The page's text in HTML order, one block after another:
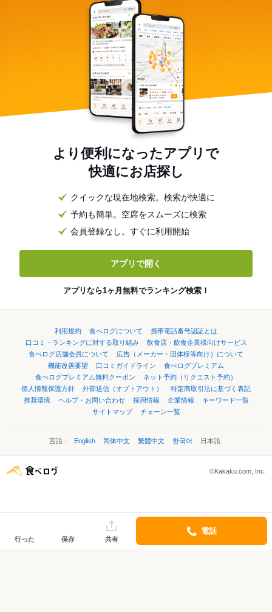
より便利になったアプリで
快適にお店探し
クイックな現在地検索。検索が快適に
予約も簡単。空席をスムーズに検索
会員登録なし。すぐに利用開始
アプリで開く
アプリなら1ヶ月無料でランキング検索！
利用規約 食べログについて
携帯電話番号認証とは
口コミ・ランキングに対する取り組み
飲食店・飲食企業様向けサービス
食べログ店舗会員について
広告（メーカー・団体様等向け）について
機能改善要望
口コミガイドライン
食べログプレミアム
食べログプレミアム無料クーポン
ネット予約（リクエスト予約）
個人情報保護方針
外部送信（オプトアウト）
特定商取引法に基づく表記
推奨環境
ヘルプ・お問い合わせ 採用情報 企業情報
キーワード一覧
サイトマップ
チェーン一覧
言語： English 简体中文 繁體中文 한국어 日本語
©Kakaku.com, Inc.
行った 保存 共有
電話